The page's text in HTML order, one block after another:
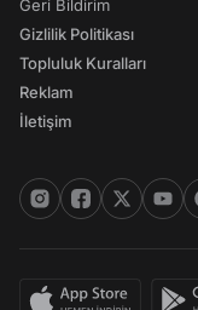
Geri Bildirim
Gizlilik Politikası
Topluluk Kuralları
Reklam
İletişim